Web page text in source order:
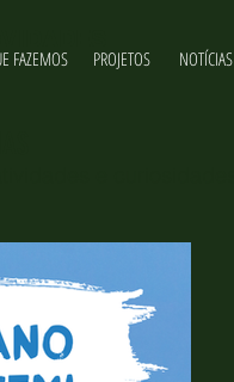
FAZEMOS PROJETOS NOTÍCIAS